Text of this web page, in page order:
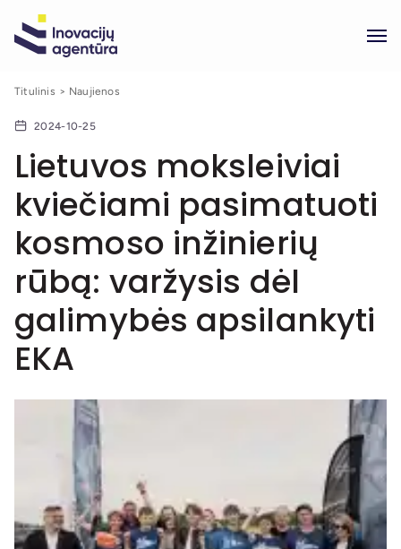
Titulinis Naujienos
2024-10-25
Lietuvos moksleiviai
kviečiami pasimatuoti
kosmoso inžinierių
rūbą: varžysis dėl
galimybės apsilankyti
EKA